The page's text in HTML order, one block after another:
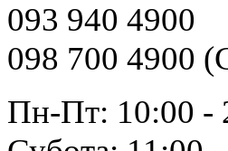
093 940 4900
098 700 4900
Пн-Пт: 10:00 -